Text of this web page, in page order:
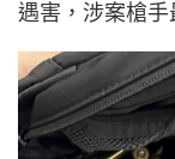
遇害，涉案槍手